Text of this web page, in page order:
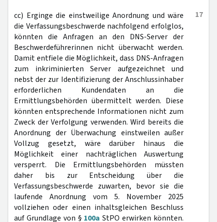
17
cc) Erginge die einstweilige Anordnung und wäre
die Verfassungsbeschwerde nachfolgend erfolglos,
könnten die Anfragen an den DNS-Server der
Beschwerdeführerinnen nicht überwacht werden.
Damit entfiele die Möglichkeit, dass DNS-Anfragen
zum inkriminierten Server aufgezeichnet und
nebst der zur Identifizierung der Anschlussinhaber
erforderlichen Kundendaten an die
Ermittlungsbehörden übermittelt werden. Diese
könnten entsprechende Informationen nicht zum
Zweck der Verfolgung verwenden. Wird bereits die
Anordnung der Überwachung einstweilen außer
Vollzug gesetzt, wäre darüber hinaus die
Möglichkeit einer nachträglichen Auswertung
versperrt. Die Ermittlungsbehörden müssten
daher bis zur Entscheidung über die
Verfassungsbeschwerde zuwarten, bevor sie die
laufende Anordnung vom 5. November 2025
vollziehen oder einen inhaltsgleichen Beschluss
auf Grundlage von § 100a StPO erwirken könnten.